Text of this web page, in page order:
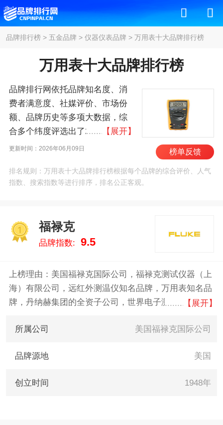
品牌排行榜> 五金品牌 > 仪器仪表品牌 > 万用表十大品牌排行榜
万用表十大品牌排行榜
品牌排行网依托品牌知名度、消
费者满意度、社媒评价、市场份
额、品牌历史等多项大数据，综
合多个纬度评选出了2026年万用
表十大品牌排行榜，其中前十名
置/HIOKI、史丹利/STANLEY、
YOKOGAWA、德图/Testo、优利
盛昌/CEM 。我们致力于用最真实
的数据告诉您万用表什么牌子
【展开】
更新时间：2026年06月09日 榜单反馈
排名规则：万用表十大品牌排行榜根据每个品牌的综合评价、人气
指数、搜索指数等进行排序，排名公正客观。
福禄克
品牌指数: 9.5
上榜理由：美国福禄克国际公司，福禄克测试仪器（上
海）有限公司，远红外测温仪知名品牌，万用表知名品
牌，丹纳赫集团的全资子公司，世界电子测试工具生
和销售、分销商遍布世界100多个国家的跨国公司。
【展开】
所属公司 美国福禄克国际公司
品牌源地 美国
创立时间 1948年